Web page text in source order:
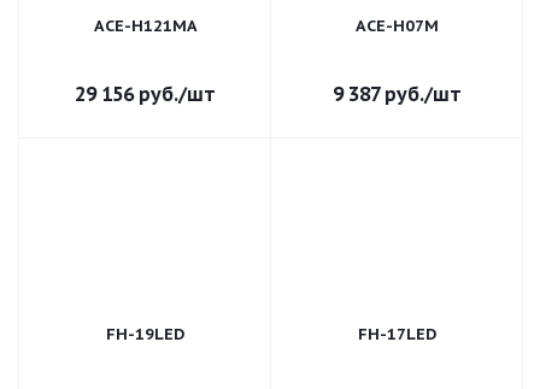
ACE-H121MA
29 156руб./шт
ACE-H07M
9 387руб./шт
FH-19LED FH-17LED